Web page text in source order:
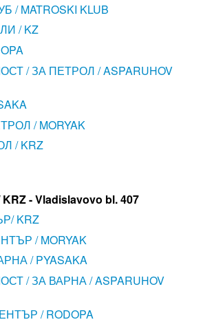
/ MATROSKI KLUB
/ KZ
/ ЗА ПЕТРОЛ / ASPARUHOV
/ MORYAK
/ KRZ
- Vladislavovo bl. 407
KRZ
/ MORYAK
/ PYASAKA
/ ЗА ВАРНА / ASPARUHOV
/ RODOPA